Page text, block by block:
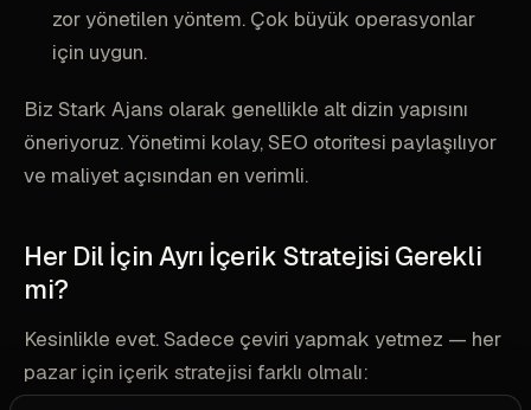
zor yönetilen yöntem. Çok büyük operasyonlar
için uygun.
Biz Stark Ajans olarak genellikle alt dizin yapısını
öneriyoruz. Yönetimi kolay, SEO otoritesi paylaşılıyor
ve maliyet açısından en verimli.
Her Dil İçin Ayrı İçerik Stratejisi Gerekli
mi?
Kesinlikle evet. Sadece çeviri yapmak yetmez — her
pazar için içerik stratejisi farklı olmalı: